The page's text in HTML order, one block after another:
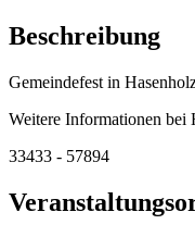
Beschreibung
Gemeindefest in
Weitere Informationen bei
33433 - 57894